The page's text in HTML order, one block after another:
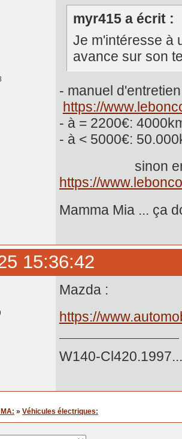
myr415 a écrit :
Je m'intéresse à
avance sur son
- manuel
https://
- à = 2200€:
- à < 5000€:
sinon en
https://
Mamma Mia ... ça
15:36:42
Mazda :
https://
W140-Cl420.1997...
»Véhicules électriques: